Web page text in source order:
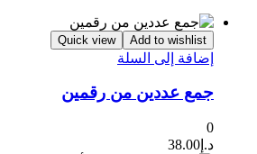
Add to wishlist
Quick view
إضافة إلى السلة
جمع عددين من رقمين
0
د.إ 38.00